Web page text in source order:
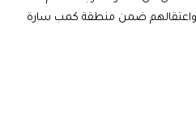
واعتقالهم ضمن منطقة كمب سارة